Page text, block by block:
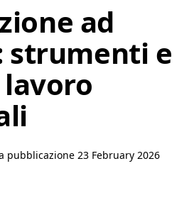
ad
e
pubblicazione 23 February 2026